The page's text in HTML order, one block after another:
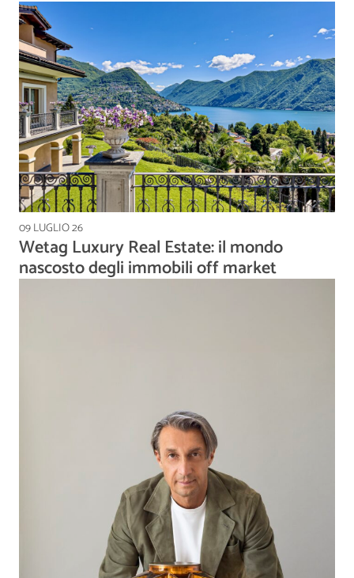
09 LUGLIO 26
Wetag Luxury Real Estate: il mondo
nascosto degli immobili off market